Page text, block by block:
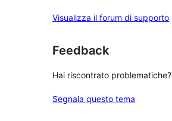
Visualizza il forum di supporto
Feedback
Hai riscontrato problematiche?
Segnala questo tema